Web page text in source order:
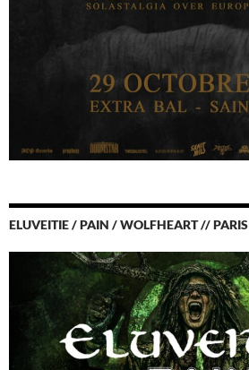
ELUVEITIE / PAIN / WOLFHEART // PARIS